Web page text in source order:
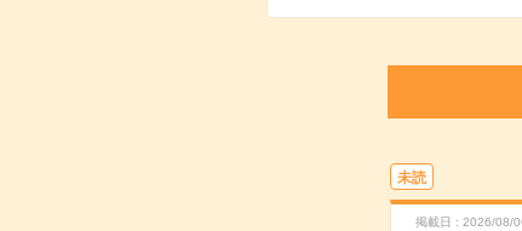
未読
掲載日 2026/08/